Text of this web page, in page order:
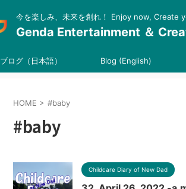
今を楽しみ、未来を創れ！ Enjoy now, Create
Genda Entertainment ＆
ブログ（日本語） Blog (English)
HOME > #baby
#baby
Childcare Diary of New Dad